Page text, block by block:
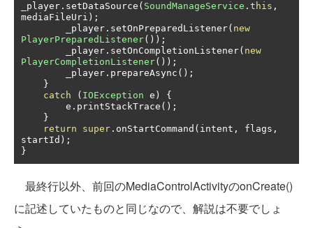
_player . setDataSource ( SoundManageService . this ,
mediaFileUri );
        _player
. setOnPreparedListener( new
PlayerPreparedListener());
        _player
. setOnCompletionListener( new
PlayerCompletionListener());
        _player
. prepareAsync ();
}
catch
( IOException e )
{
        e
. printStackTrace ();
}
return
super . onStartCommand ( intent , flags ,
startId );
}
最終行以外、前回のMediaControlActivityのonCreate()
に記述していたものと同じなので、解説は不要でしょ